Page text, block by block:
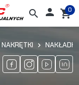
search  shopping_cart
0